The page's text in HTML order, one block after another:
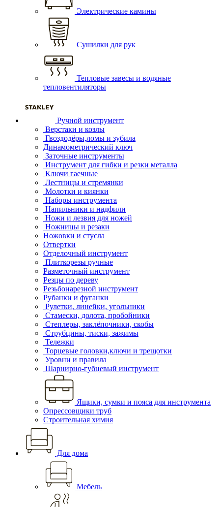
Электрические камины
Сушилки для рук
Тепловые завесы и водяные
тепловентиляторы
Ручной инструмент
Верстаки и козлы
Гвоздодёры,ломы и зубила
Динамометрический ключ
Заточные инструменты
Инструмент для гибки и резки металла
Ключи гаечные
Лестницы и стремянки
Молотки и киянки
Наборы инструмента
Напильники и надфили
Ножи и лезвия для ножей
Ножницы и резаки
Ножовки и стусла
Отвертки
Отделочный инструмент
Плиткорезы ручные
Разметочный инструмент
Резцы по дереву
Резьбонарезной инструмент
Рубанки и фуганки
Рулетки, линейки, угольники
Стамески, долота, пробойники
Степлеры, заклёпочники, скобы
Струбцины, тиски, зажимы
Тележки
Торцевые головки,ключи и трещотки
Уровни и правила
Шарнирно-губцевый инструмент
Ящики, сумки и пояса для инструмента
Опрессовщики труб
Строительная химия
Для дома
Мебель